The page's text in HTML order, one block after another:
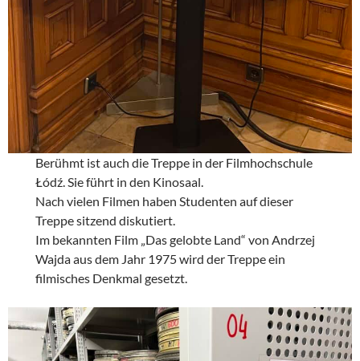
Berühmt ist auch die Treppe in der Filmhochschule
Łódź. Sie führt in den Kinosaal.
Nach vielen Filmen haben Studenten auf dieser
Treppe sitzend diskutiert.
Im bekannten Film „Das gelobte Land“ von Andrzej
Wajda aus dem Jahr 1975 wird der Treppe ein
filmisches Denkmal gesetzt.